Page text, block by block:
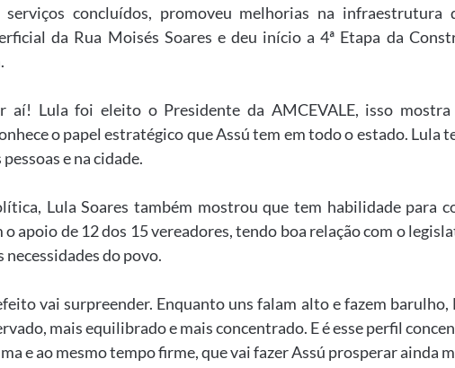
concluídos, promoveu melhorias na infraestrutura
da Rua Moisés Soares e deu início a 4ª Etapa da
aí! Lula foi eleito o Presidente da AMCEVALE, isso mostra
o papel estratégico que Assú tem em todo o estado. Lula
e na cidade.
Lula Soares também mostrou que tem habilidade para
o apoio de 12 dos 15 vereadores, tendo boa relação com o
necessidades do povo.
vai surpreender. Enquanto uns falam alto e fazem barulho,
mais equilibrado e mais concentrado. E é esse perfil
e ao mesmo tempo firme, que vai fazer Assú prosperar ainda